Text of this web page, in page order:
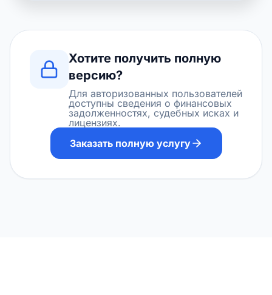
Хотите получить полную
версию?
Для авторизованных пользователей
доступны сведения о финансовых
задолженностях, судебных исках и
лицензиях.
Заказать полную услугу